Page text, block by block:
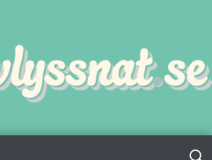
Sök